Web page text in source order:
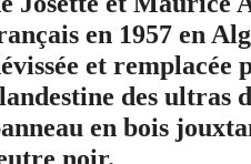
en 1957 en
et
des ultras
en bois
noir.